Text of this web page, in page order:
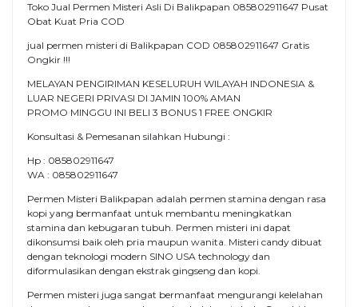
Toko Jual Permen Misteri Asli Di Balikpapan 085802911647 Pusat
Obat Kuat Pria COD
jual permen misteri di Balikpapan COD 085802911647 Gratis
Ongkir !!!
MELAYAN PENGIRIMAN KESELURUH WILAYAH INDONESIA &
LUAR NEGERI PRIVASI DI JAMIN 100% AMAN
PROMO MINGGU INI BELI 3 BONUS 1 FREE ONGKIR
Konsultasi & Pemesanan silahkan Hubungi :
Hp : 085802911647
WA : 085802911647
Permen Misteri Balikpapan adalah permen stamina dengan rasa
kopi yang bermanfaat untuk membantu meningkatkan
stamina dan kebugaran tubuh. Permen misteri ini dapat
dikonsumsi baik oleh pria maupun wanita. Misteri candy dibuat
dengan teknologi modern SINO USA technology dan
diformulasikan dengan ekstrak gingseng dan kopi.
Permen misteri juga sangat bermanfaat mengurangi kelelahan